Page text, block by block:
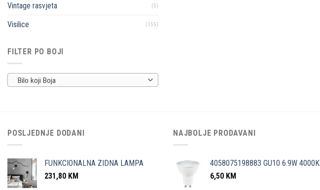
Vintage rasvjeta (5)
Visilice (155)
FILTER PO BOJI
Bilo koji Boja
POSLJEDNJE DODANI
FUNKCIONALNA ZIDNA LAMPA
231,80 KM
NAJBOLJE PRODAVANI
4058075198883 GU10 6.9W 4000K
6,50 KM